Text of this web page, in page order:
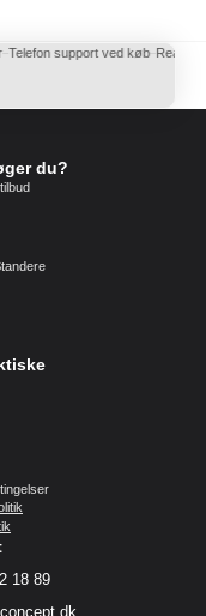
Telefon support ved køb
du?
18 89